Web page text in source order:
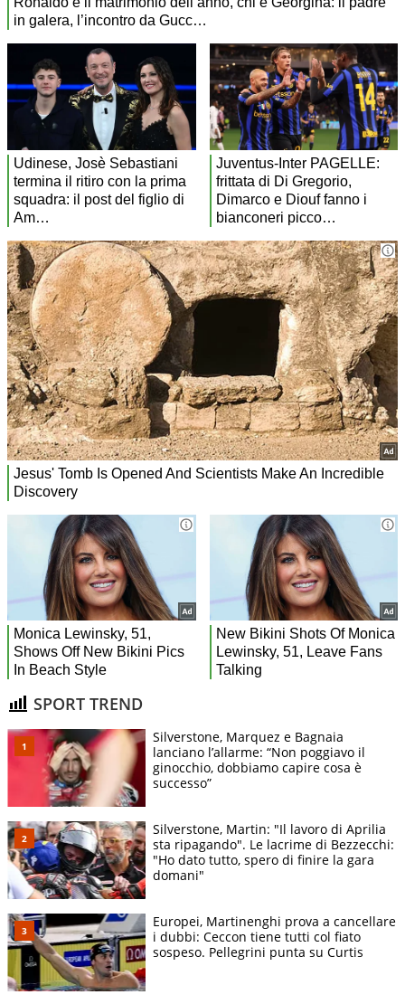
SPORT TREND
Silverstone, Marquez e Bagnaia
lanciano l’allarme: “Non poggiavo il
ginocchio, dobbiamo capire cosa è
successo”
Silverstone, Martin: "Il lavoro di Aprilia
sta ripagando". Le lacrime di Bezzecchi:
"Ho dato tutto, spero di finire la gara
domani"
Europei, Martinenghi prova a cancellare
i dubbi: Ceccon tiene tutti col fiato
sospeso. Pellegrini punta su Curtis